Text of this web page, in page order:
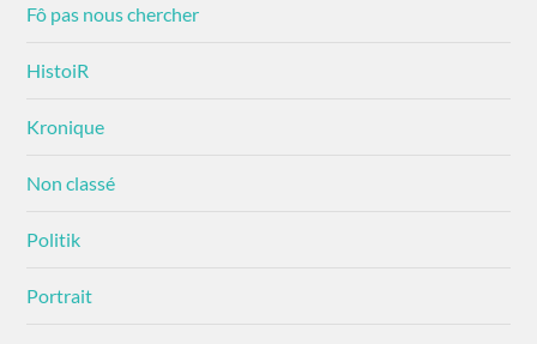
Fô pas nous chercher
HistoiR
Kronique
Non classé
Politik
Portrait